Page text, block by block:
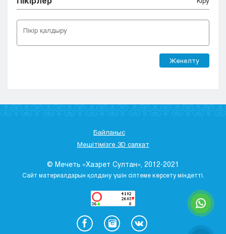
Жөнелту
Байланыс
Мешітімізге 3D саяхат
© Мечеть «Хазрет Султан», 2012-2021
Сайт материалдарын қолдану үшін сілтеме көрсету міндетті.